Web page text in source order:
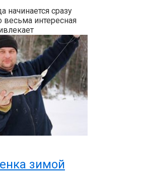
начинается сразу
весьма интересная
зимой